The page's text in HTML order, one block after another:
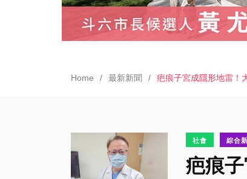
Home 最新新聞 疤痕子宮成隱形地雷！
社會 綜合
疤痕